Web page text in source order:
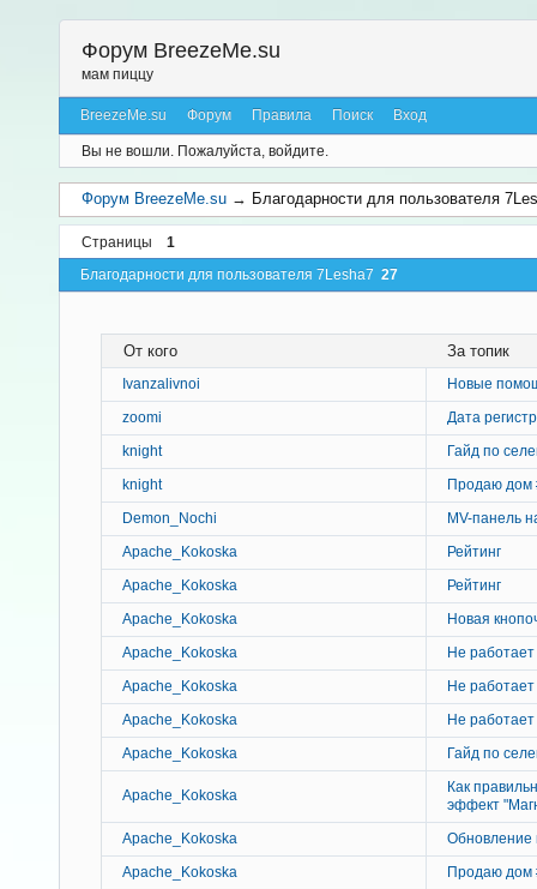
Форум BreezeMe.su
мам пиццу
BreezeMe.su Форум Правила Поиск Вход
Вы не вошли. Пожалуйста, войдите.
Форум BreezeMe.su → Благодарности для пользователя
Страницы
1
Благодарности для пользователя 7Lesha7 27
От кого За топик
Ivanzalivnoi
Новые
zoomi
Дата
knight
Гайд по
knight
Продаю дом
Demon_Nochi
MV-панель
Apache_Kokoska
Рейтинг
Apache_Kokoska
Рейтинг
Apache_Kokoska
Новая
Apache_Kokoska
Не
Apache_Kokoska
Не
Apache_Kokoska
Не
Apache_Kokoska
Гайд по
Apache_Kokoska
Как
эффект
Apache_Kokoska
Обновление
Apache_Kokoska
Продаю дом